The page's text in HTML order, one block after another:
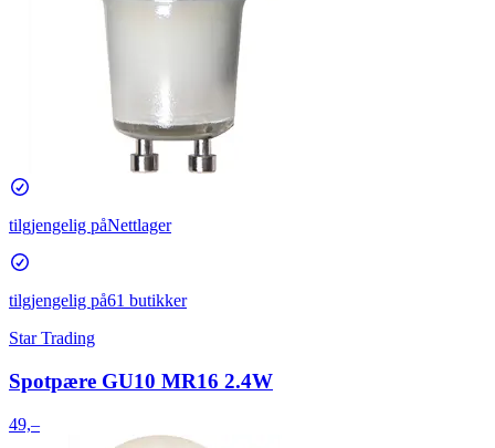
tilgjengelig påNettlager
tilgjengelig på61 butikker
Star Trading
Spotpære GU10 MR16 2.4W
49,–